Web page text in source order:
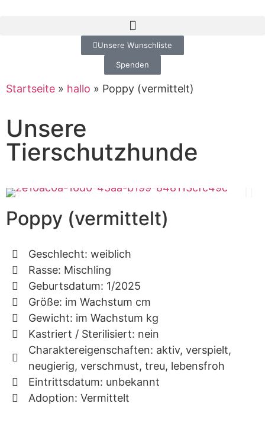
Unsere Wunschliste
Spenden
Startseite » hallo » Poppy (vermittelt)
Unsere
Tierschutzhunde
Poppy (vermittelt)
Geschlecht: weiblich
Rasse: Mischling
Geburtsdatum: 1/2025
Größe: im Wachstum cm
Gewicht: im Wachstum kg
Kastriert / Sterilisiert: nein
Charaktereigenschaften: aktiv, verspielt,
neugierig, verschmust, treu, lebensfroh
Eintrittsdatum: unbekannt
Adoption: Vermittelt